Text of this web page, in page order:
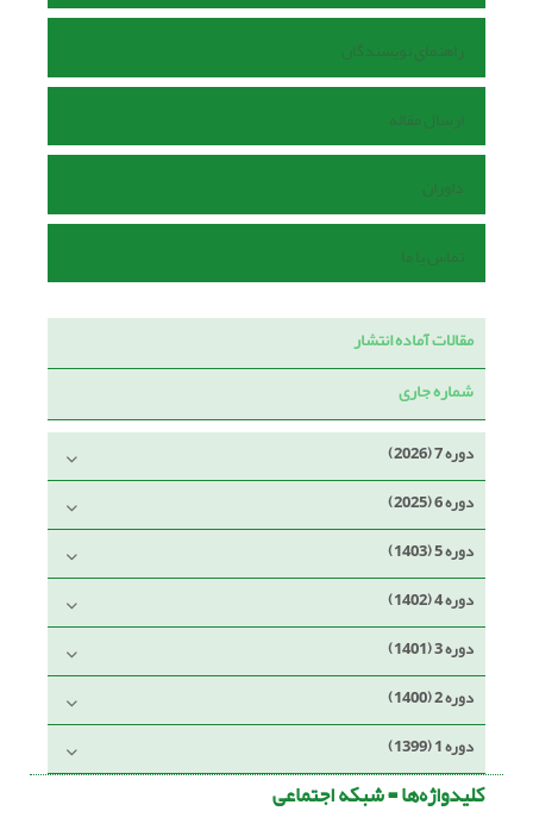
راهنمای نویسندگان
ارسال مقاله
داوران
تماس با ما
مقالات آماده انتشار
شماره جاری
دوره 7 (2026)
دوره 6 (2025)
دوره 5 (1403)
دوره 4 (1402)
دوره 3 (1401)
دوره 2 (1400)
دوره 1 (1399)
کلیدواژه‌ها =شبکه اجتماعی